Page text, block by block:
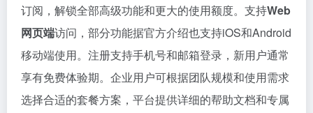
订阅，解锁全部高级功能和更大的使用额度。支持Web
网页端访问，部分功能据官方介绍也支持iOS和Android
移动端使用。注册支持手机号和邮箱登录，新用户通常
享有免费体验期。企业用户可根据团队规模和使用需求
选择合适的套餐方案，平台提供详细的帮助文档和专属